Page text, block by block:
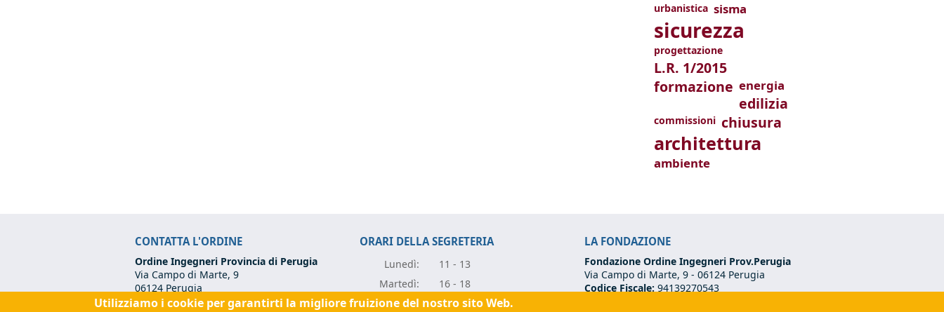
urbanistica sisma
sicurezza
progettazione
L.R. 1/2015
formazione energia
edilizia
commissioni chiusura
architettura
ambiente
CONTATTA L'ORDINE
Ordine Ingegneri Provincia di Perugia
Via Campo di Marte, 9
06124 Perugia
Codice Fiscale:80017570542
ORARI DELLA SEGRETERIA
Lunedì:
11 - 13
Martedì:
16 - 18
Mercoledì: 11 - 13
LA FONDAZIONE
Fondazione Ordine Ingegneri Prov.Perugia
Via Campo di Marte, 9 - 06124 Perugia
Codice Fiscale: 94139270543
Utilizziamo i cookie per garantirti la migliore fruizione del nostro sito Web.